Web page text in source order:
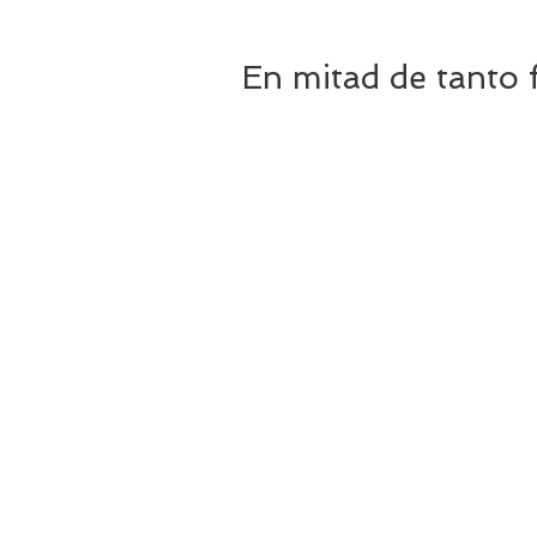
En mitad de tanto